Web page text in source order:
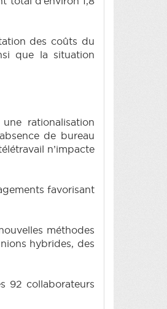
des coûts du
que la situation
rationalisation
de bureau
n’impacte
favorisant
méthodes
hybrides, des
92 collaborateurs